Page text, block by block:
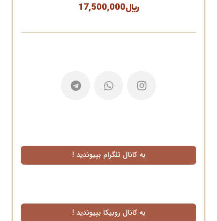
﷼17,500,000
به کانال تلگرام بپیوندید !
به کانال روبیکا بپیوندید !